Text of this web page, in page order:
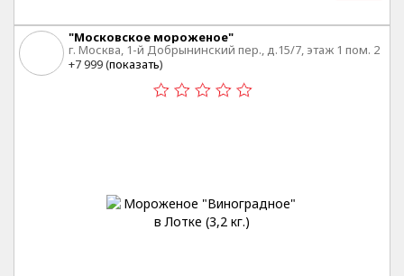
"Московское мороженое"
г. Москва, 1-й Добрынинский пер., д.15/7, этаж 1 пом. 2
ком. 3
+7 999 (показать)